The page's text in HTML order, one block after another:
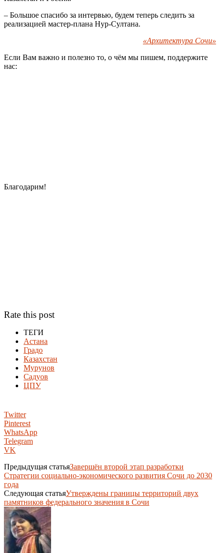
– Большое спасибо за интервью, будем теперь следить за
реализацией мастер-плана Нур-Султана.
«Архитектура Сочи»
Если Вам важно и полезно то, о чём мы пишем, поддержите
нас:
Благодарим!
Rate this post
ТЕГИ
Астана
Градо
Казахстан
Мурунов
Садуов
ЦПУ
Twitter
Pinterest
WhatsApp
Telegram
VK
Предыдущая статьяЗавершён второй этап разработки
Стратегии социально-экономического развития Сочи до 2030
года
Следующая статьяУтверждены границы территорий двух
памятников федерального значения в Сочи